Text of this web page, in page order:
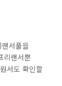
서풀을
리랜서뿐
서도 확인할